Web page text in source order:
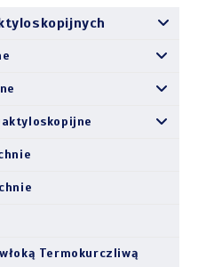
Termokurczliwą